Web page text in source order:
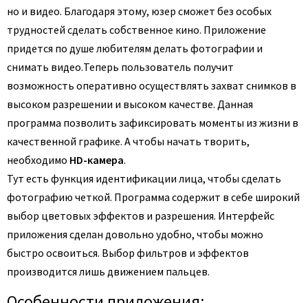
но и видео. Благодаря этому, юзер сможет без особых
трудностей сделать собственное кино. Приложение
придется по душе любителям делать фотографии и
снимать видео.Теперь пользователь получит
возможность оперативно осуществлять захват снимков в
высоком разрешении и высоком качестве. Данная
программа позволить зафиксировать моменты из жизни в
качественной графике. А чтобы начать творить,
необходимо HD-камера.
Тут есть функция идентификации лица, чтобы сделать
фотографию четкой. Программа содержит в себе широкий
выбор цветовых эффектов и разрешения. Интерфейс
приложения сделан довольно удобно, чтобы можно
быстро освоиться. Выбор фильтров и эффектов
производится лишь движением пальцев.